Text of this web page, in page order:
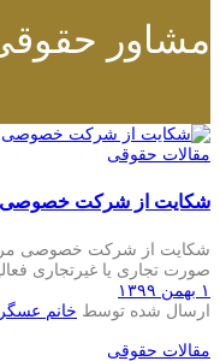
مشاور
مقالات حقوقی
شکایت از شرکت خصوصی
شکایت از شرکت خصوصی
صورت تجاری یا غیرتجاری
۱ بهمن ۱۳۹۹
ارسال شده توسط خانم
مقالات حقوقی